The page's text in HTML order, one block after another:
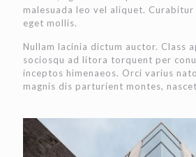
malesuada leo vel aliquet.
eget mollis.
Nullam lacinia dictum auctor. Class
sociosqu ad litora torquent per
inceptos himenaeos. Orci varius
magnis dis parturient montes,